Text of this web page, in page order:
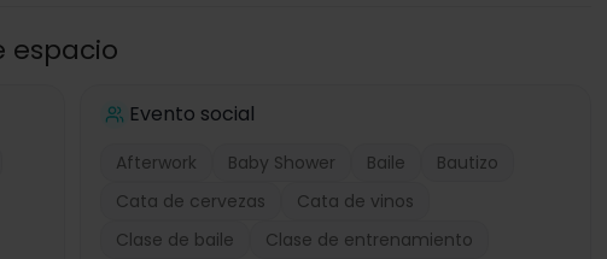
espacio
Evento social
Afterwork Baby Shower Baile
Bautizo
Cata de cervezas
Cata de vinos
Clase de baile
Clase de entrenamiento